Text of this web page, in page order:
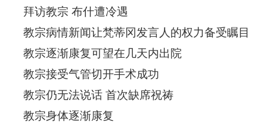
拜访教宗 布什遭冷遇
教宗病情新闻让梵蒂冈发言人的权力备受瞩目
教宗逐渐康复可望在几天内出院
教宗接受气管切开手术成功
教宗仍无法说话 首次缺席祝祷
教宗身体逐渐康复